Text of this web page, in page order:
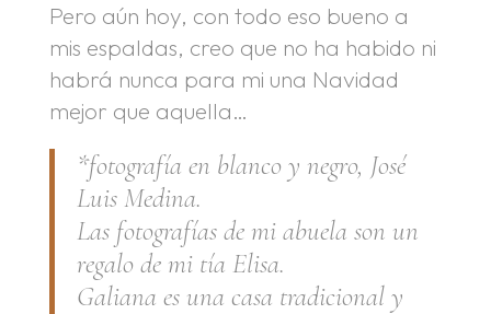
Pero aún hoy, con todo eso bueno a
mis espaldas, creo que no ha habido ni
habrá nunca para mi una Navidad
mejor que aquella…
*fotografía en blanco y negro, José
Luis Medina.
Las fotografías de mi abuela son un
regalo de mi tía Elisa.
Galiana es una casa tradicional y